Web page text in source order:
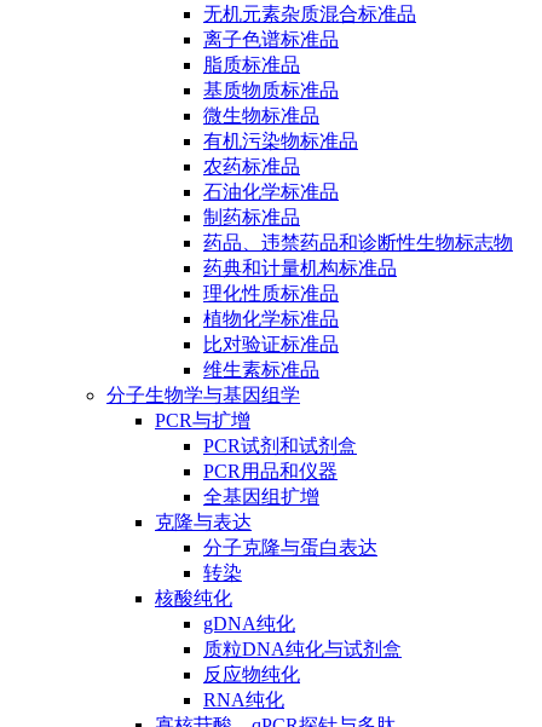
无机元素杂质混合标准品
离子色谱标准品
脂质标准品
基质物质标准品
微生物标准品
有机污染物标准品
农药标准品
石油化学标准品
制药标准品
药品、违禁药品和诊断性生物标志物
药典和计量机构标准品
理化性质标准品
植物化学标准品
比对验证标准品
维生素标准品
分子生物学与基因组学
PCR与扩增
PCR试剂和试剂盒
PCR用品和仪器
全基因组扩增
克隆与表达
分子克隆与蛋白表达
转染
核酸纯化
gDNA纯化
质粒DNA纯化与试剂盒
反应物纯化
RNA纯化